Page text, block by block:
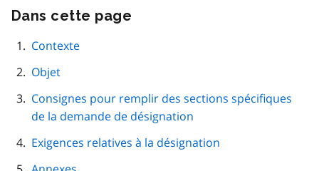
Dans cette page
Contexte
Objet
Consignes pour remplir des sections spécifiques
de la demande de désignation
Exigences relatives à la désignation